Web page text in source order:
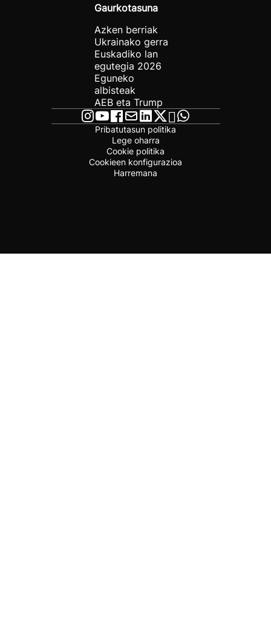
Gaurkotasuna
Azken berriak
Ukrainako gerra
Euskadiko lan
egutegia 2026
Eguneko
albisteak
AEB eta Trump
Pribatutasun politika
Lege oharra
Cookie politika
Cookieen konfigurazioa
Harremana